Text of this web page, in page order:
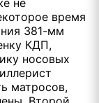
время
381-мм
КДП,
носовых
матросов,